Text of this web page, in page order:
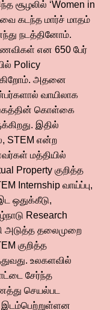
சூழலில் ‘Women in
கடந்த மார்ச் மாதம்
நடத்தினோம்.
என 650 பேர்
Policy
அதனை
வாயிலாக
கொள்கை
இதில்
STEM என்ற
மத்தியில்
Property குறித்த
Internship வாய்ப்பு,
ஒதுக்கீடு,
Research
அடுத்த தலைமுறை
குறித்த
உலகளவில்
சேர்ந்த
செயல்பட
இடம்பெற்றுள்ளன